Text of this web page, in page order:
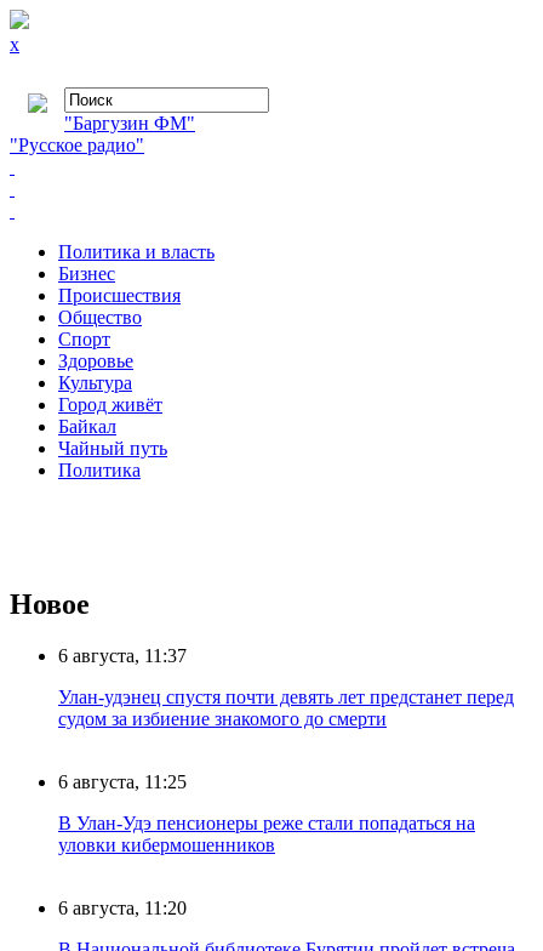
x
"Баргузин ФМ"
"Русское радио"
Политика и власть
Бизнес
Происшествия
Общество
Cпорт
Здоровье
Культура
Город живёт
Байкал
Чайный путь
Политика
Новое
6 августа, 11:37
Улан-удэнец спустя почти девять лет предстанет перед
судом за избиение знакомого до смерти
6 августа, 11:25
В Улан-Удэ пенсионеры реже стали попадаться на
уловки кибермошенников
6 августа, 11:20